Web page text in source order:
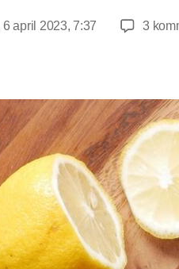
6 april 2023, 7:37 3